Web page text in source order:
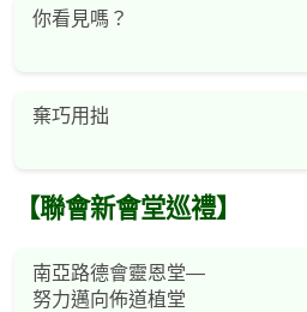
你看見嗎？
棄巧用拙
【聯會新會堂巡禮】
南亞路德會靈恩堂—
努力邁向佈道植堂